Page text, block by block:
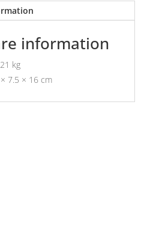
information
kg
7.5 × 16 cm